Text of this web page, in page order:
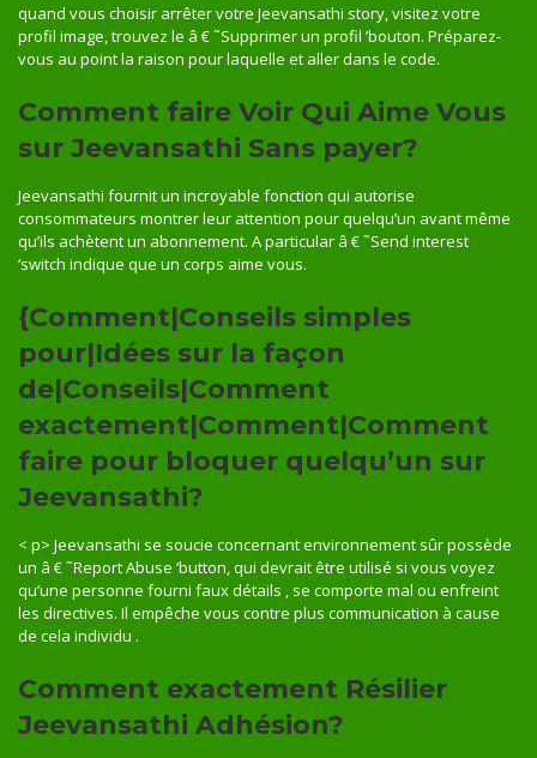
quand vous choisir arrêter votre Jeevansathi story, visitez votre
profil image, trouvez le â € ˜Supprimer un profil ’bouton. Préparez-
vous au point la raison pour laquelle et aller dans le code.
Comment faire Voir Qui Aime Vous
sur Jeevansathi Sans payer?
Jeevansathi fournit un incroyable fonction qui autorise
consommateurs montrer leur attention pour quelqu’un avant même
qu’ils achètent un abonnement. A particular â € ˜Send interest
‘switch indique que un corps aime vous.
{Comment|Conseils simples
pour|Idées sur la façon
de|Conseils|Comment
exactement|Comment|Comment
faire pour bloquer quelqu’un sur
Jeevansathi?
< p> Jeevansathi se soucie concernant environnement sûr possède
un â € ˜Report Abuse ‘button, qui devrait être utilisé si vous voyez
qu’une personne fourni faux détails , se comporte mal ou enfreint
les directives. Il empêche vous contre plus communication à cause
de cela individu .
Comment exactement Résilier
Jeevansathi Adhésion?